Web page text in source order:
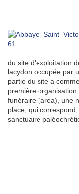
du site d'exploitation
lacydon occupée par
partie du site a
première
funéraire (area), une
place, qui
sanctuaire